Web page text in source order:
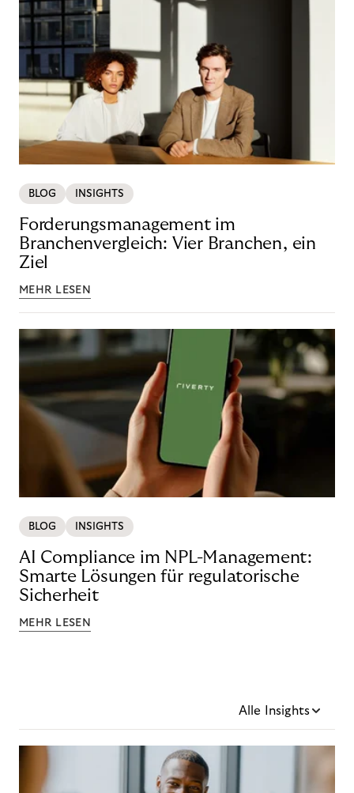
BLOG INSIGHTS
Forderungsmanagement im
Branchenvergleich: Vier Branchen, ein
Ziel
MEHR LESEN
BLOG INSIGHTS
AI Compliance im NPL-Management:
Smarte Lösungen für regulatorische
Sicherheit
MEHR LESEN
Alle Insights